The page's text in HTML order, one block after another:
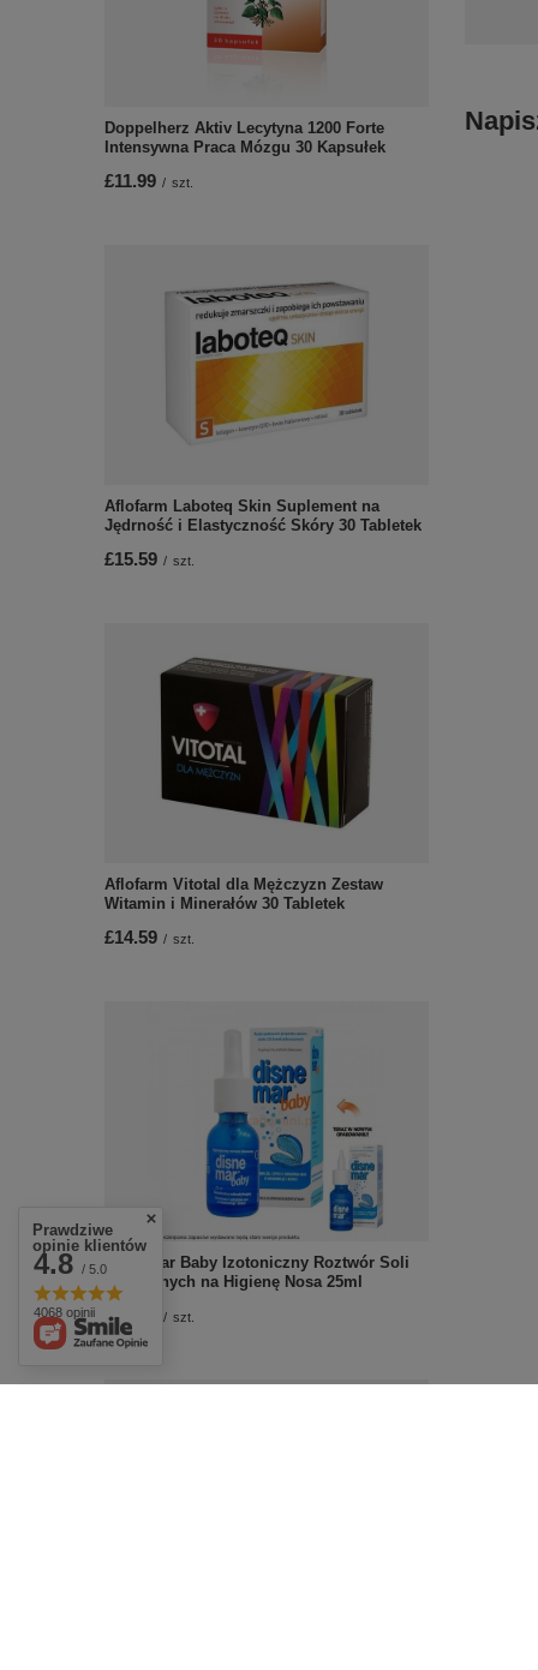
Doppelherz Aktiv Lecytyna 1200 Forte
Intensywna Praca Mózgu 30 Kapsułek
£11.99 / szt.
Aflofarm Laboteq Skin Suplement na
Jędrność i Elastyczność Skóry 30 Tabletek
£15.59 / szt.
Aflofarm Vitotal dla Mężczyzn Zestaw
Witamin i Minerałów 30 Tabletek
£14.59 / szt.
Disnemar Baby Izotoniczny Roztwór Soli
Mineralnych na Higienę Nosa 25ml
£14.59 / szt.
Prawdziwe
opinie klientów
4.8 / 5.0
4068 opinii